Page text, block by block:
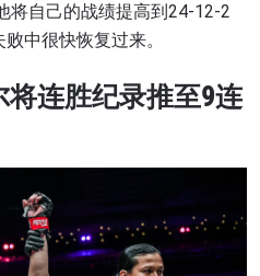
将自己的战绩提高到24-12-2
中很快恢复过来。
将连胜纪录推至9连